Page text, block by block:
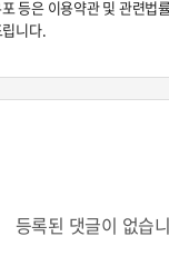
등록된 댓글이 없습